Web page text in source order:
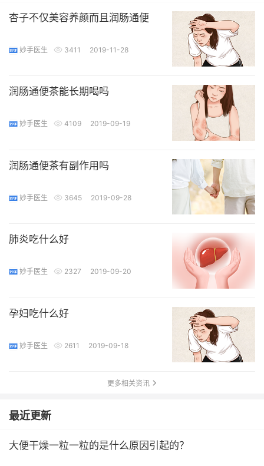
杏子不仅美容养颜而且润肠通便
妙手医生 3411 2019-11-28
润肠通便茶能长期喝吗
妙手医生 4109 2019-09-19
润肠通便茶有副作用吗
妙手医生 3645 2019-09-28
肺炎吃什么好
妙手医生 2327 2019-09-20
孕妇吃什么好
妙手医生 2611 2019-09-18
更多相关资讯
最近更新
大便干燥一粒一粒的是什么原因引起的？